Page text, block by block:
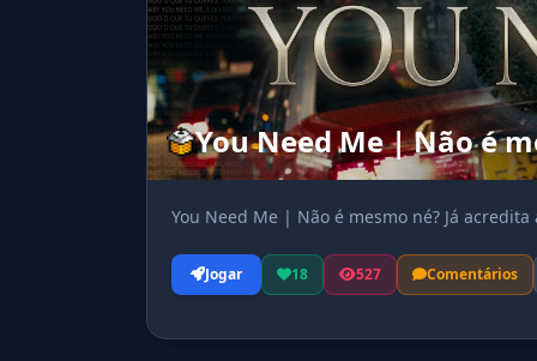
You Need Me | Não é
You Need Me | Não é mesmo né? Já acredita
Jogar 18 527 Comentários